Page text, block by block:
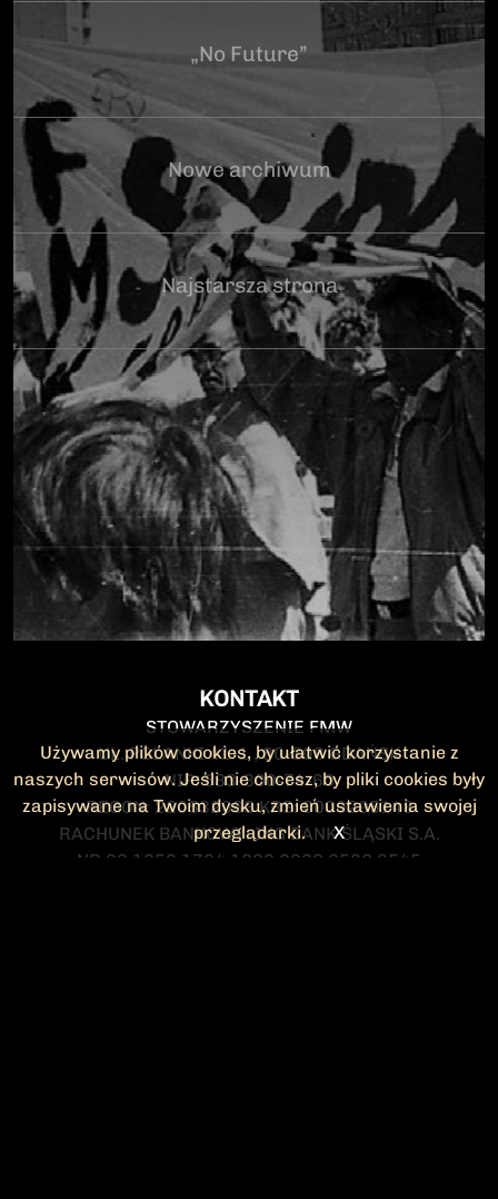
„No Future”
Nowe archiwum
Najstarsza strona
KONTAKT
STOWARZYSZENIE FMW
UL. POLANKI 41-1 , 80-308 GDAŃSK
NIP: 583-300-74-60
REGON: 220532063 KRS: 0000295148
RACHUNEK BANKOWY: ING BANK ŚLĄSKI S.A.
NR 90 1050 1764 1000 0023 2582 8545
Używamy plików cookies, by ułatwić korzystanie z
naszych serwisów. Jeśli nie chcesz, by pliki cookies były
zapisywane na Twoim dysku, zmień ustawienia swojej
przeglądarki.
X